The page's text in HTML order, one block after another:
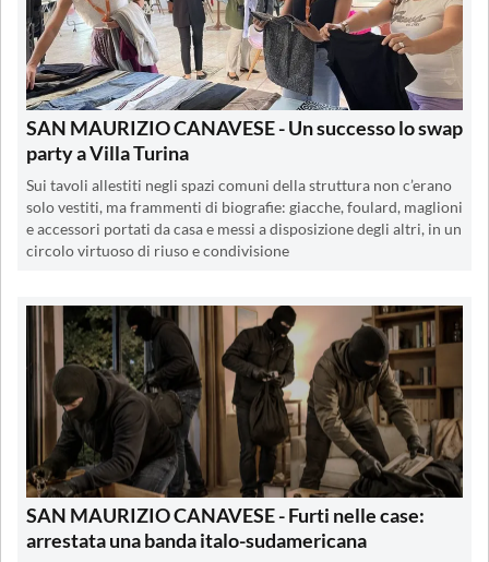
SAN MAURIZIO CANAVESE - Un successo lo swap
party a Villa Turina
Sui tavoli allestiti negli spazi comuni della struttura non c’erano
solo vestiti, ma frammenti di biografie: giacche, foulard, maglioni
e accessori portati da casa e messi a disposizione degli altri, in un
circolo virtuoso di riuso e condivisione
SAN MAURIZIO CANAVESE - Furti nelle case:
arrestata una banda italo-sudamericana